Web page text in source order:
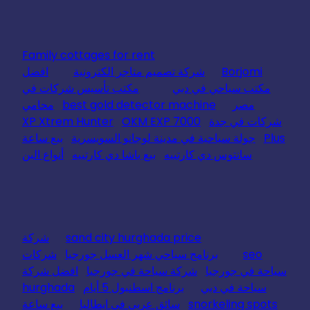
Family cottages for rent
Borjomi
شركة تصميم متاجر الكترونية
افضل
مكتب سياحي في دبي
مكتب تأسيس شركات في
مصر
best gold detector machine
محامي
شركات في جدة
XP Xtrem Hunter OKM EXP 7000
Plus
جولة سياحية في مدينة لوجانو السويسرية
بيع ساعة
سانتوس دي كارتييه
بيع باشا دي كارتييه أنواع البن
sand city hurghada price
شركة
seo
برنامج سياحي شهر العسل جورجيا
شركات
سياحة في جورجيا
شركة سياحة في جورجيا
افضل شركة
سياحة في دبي
برنامج اسطنبول 5 أيام
hurghada
snorkeling spots سائق عربي في ايطاليا بيع ساعة